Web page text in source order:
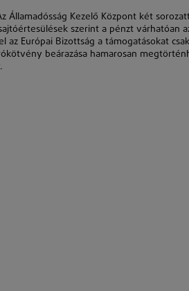
Kezelő Központ két
szerint a pénzt várhatóan
Európai Bizottság a támogatásokat
beárazása hamarosan